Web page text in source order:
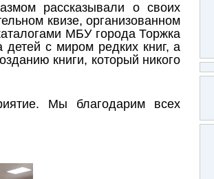
рассказывали о своих
квизе, организованном
МБУ города Торжка
с миром редких книг, а
книги, который никого
Мы благодарим всех